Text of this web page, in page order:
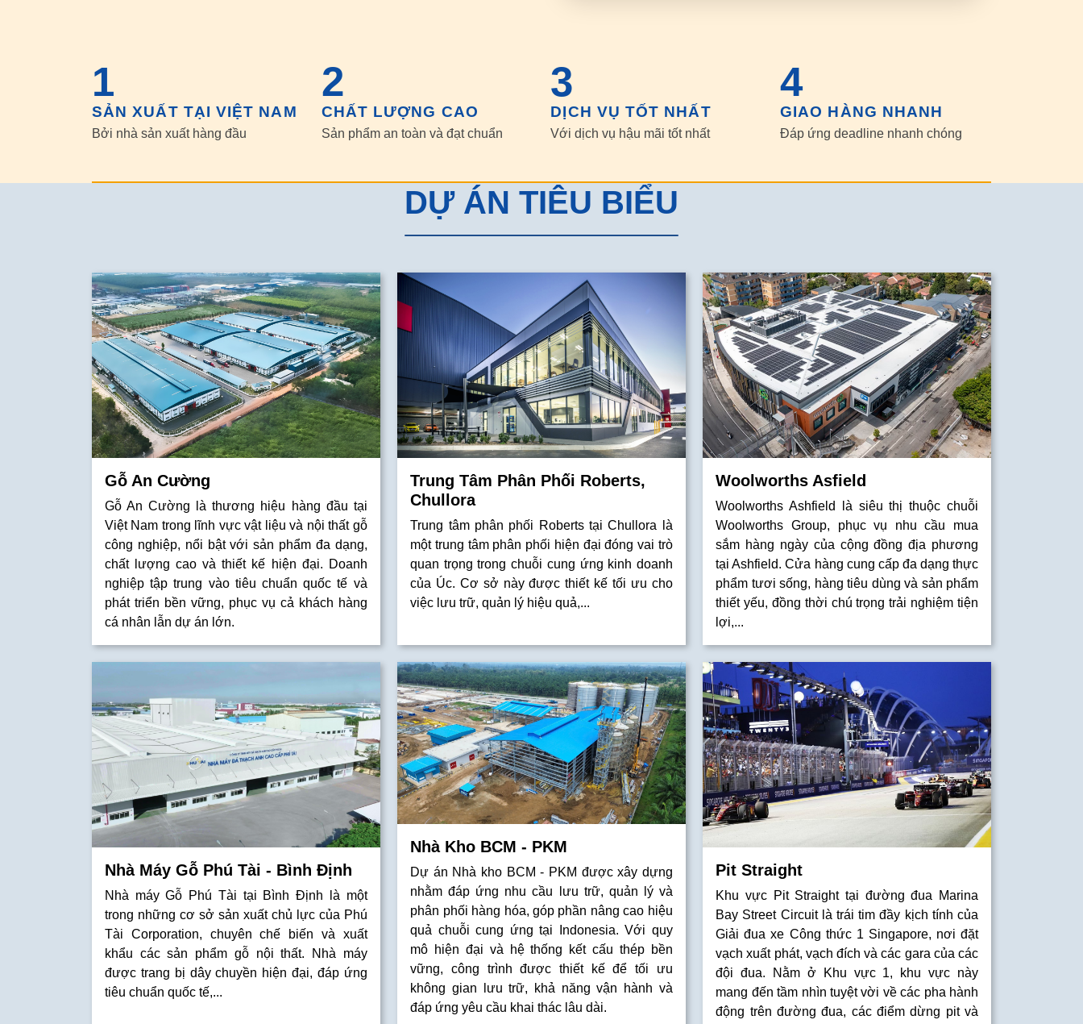
1
SẢN XUẤT TẠI VIỆT NAM
Bởi nhà sản xuất hàng đầu
2
CHẤT LƯỢNG CAO
Sản phẩm an toàn và đạt chuẩn
3
DỊCH VỤ TỐT NHẤT
Với dịch vụ hậu mãi tốt nhất
4
GIAO HÀNG NHANH
Đáp ứng deadline nhanh chóng
DỰ ÁN TIÊU BIỂU
Gỗ An Cường
Gỗ An Cường là thương hiệu hàng đầu tại
Việt Nam trong lĩnh vực vật liệu và nội thất gỗ
công nghiệp, nổi bật với sản phẩm đa dạng,
chất lượng cao và thiết kế hiện đại. Doanh
nghiệp tập trung vào tiêu chuẩn quốc tế và
phát triển bền vững, phục vụ cả khách hàng
cá nhân lẫn dự án lớn.
Trung Tâm Phân Phối Roberts,
Chullora
Trung tâm phân phối Roberts tại Chullora là
một trung tâm phân phối hiện đại đóng vai trò
quan trọng trong chuỗi cung ứng kinh doanh
của Úc. Cơ sở này được thiết kế tối ưu cho
việc lưu trữ, quản lý hiệu quả,...
Woolworths Asfield
Woolworths Ashfield là siêu thị thuộc chuỗi
Woolworths Group, phục vụ nhu cầu mua
sắm hàng ngày của cộng đồng địa phương
tại Ashfield. Cửa hàng cung cấp đa dạng thực
phẩm tươi sống, hàng tiêu dùng và sản phẩm
thiết yếu, đồng thời chú trọng trải nghiệm tiện
lợi,...
Nhà Máy Gỗ Phú Tài - Bình Định
Nhà máy Gỗ Phú Tài tại Bình Định là một
trong những cơ sở sản xuất chủ lực của Phú
Tài Corporation, chuyên chế biến và xuất
khẩu các sản phẩm gỗ nội thất. Nhà máy
được trang bị dây chuyền hiện đại, đáp ứng
tiêu chuẩn quốc tế,...
Nhà Kho BCM - PKM
Dự án Nhà kho BCM - PKM được xây dựng
nhằm đáp ứng nhu cầu lưu trữ, quản lý và
phân phối hàng hóa, góp phần nâng cao hiệu
quả chuỗi cung ứng tại Indonesia. Với quy
mô hiện đại và hệ thống kết cấu thép bền
vững, công trình được thiết kế để tối ưu
không gian lưu trữ, khả năng vận hành và
đáp ứng yêu cầu khai thác lâu dài.
Pit Straight
Khu vực Pit Straight tại đường đua Marina
Bay Street Circuit là trái tim đầy kịch tính của
Giải đua xe Công thức 1 Singapore, nơi đặt
vạch xuất phát, vạch đích và các gara của các
đội đua. Nằm ở Khu vực 1, khu vực này
mang đến tầm nhìn tuyệt vời về các pha hành
động trên đường đua, các điểm dừng pit và